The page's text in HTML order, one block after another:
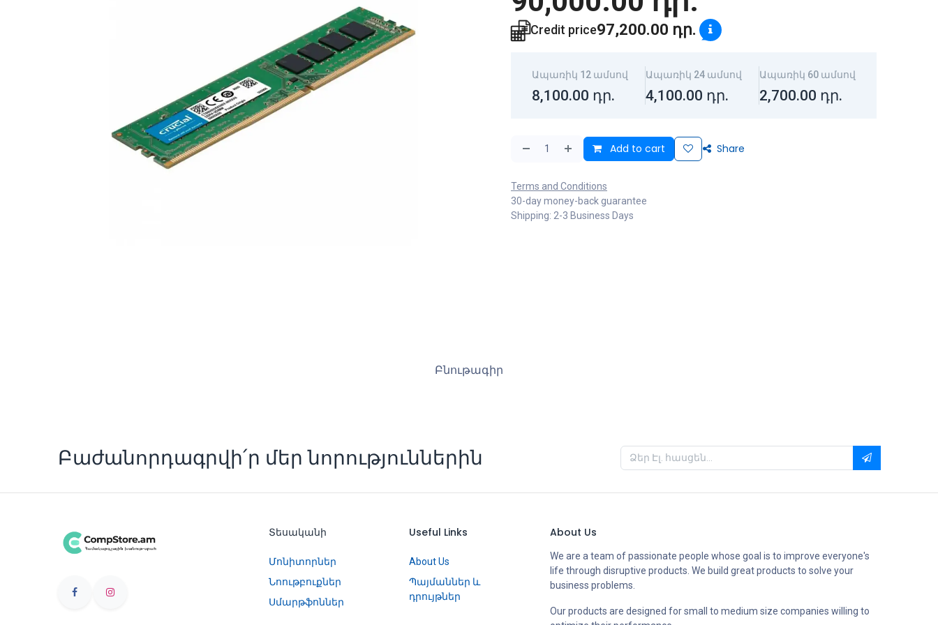
Credit price97,200.00 դր.
Ապառիկ 12 ամսով
8,100.00 դր.
Ապառիկ 24 ամսով
4,100.00 դր.
Ապառիկ 60 ամսով
2,700.00 դր.
Add to cart Share
Terms and Conditions
30-day money-back guarantee
Shipping: 2-3 Business Days
Բնութագիր
Բաժանորդագրվի՛ր մեր նորություններին
Տեսականի
Մոնիտորներ
Նոութբուքներ
Սմարթֆոններ
Useful Links
About Us
Պայմաններ և
դրույթներ
About Us
We are a team of passionate people whose goal is to improve everyone's
life through disruptive products. We build great products to solve your
business problems.
Our products are designed for small to medium size companies willing to